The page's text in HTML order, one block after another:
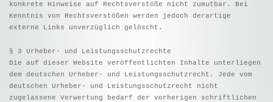
konkrete Hinweise auf Rechtsverstöße nicht zumutbar. Bei
Kenntnis von Rechtsverstößen werden jedoch derartige
externe Links unverzüglich gelöscht.
§ 3 Urheber- und Leistungsschutzrechte
Die auf dieser Website veröffentlichten Inhalte unterliegen
dem deutschen Urheber- und Leistungsschutzrecht. Jede vom
deutschen Urheber- und Leistungsschutzrecht nicht
zugelassene Verwertung bedarf der vorherigen schriftlichen